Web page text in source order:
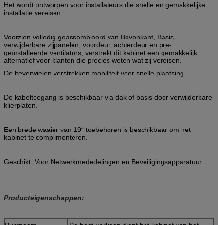
Het wordt ontworpen voor installateurs die snelle en gemakkelijke
installatie vereisen.
Voorzien volledig geassembleerd van Bovenkant, Basis,
verwijderbare zijpanelen, voordeur, achterdeur en pre-
geïnstalleerde ventilators, verstrekt dit kabinet een gemakkelijk
alternatief voor klanten die precies weten wat zij vereisen.
De beverwielen verstrekken mobiliteit voor snelle plaatsing.
De kabeltoegang is beschikbaar via dak of basis door verwijderbare
klierplaten.
Een brede waaier van 19“ toebehoren is beschikbaar om het
kabinet te complimenteren.
Geschikt: Voor Netwerkmededelingen en Beveiligingsapparatuur.
Producteigenschappen: